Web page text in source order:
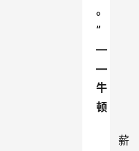
。
”
—
—
牛
顿
薪